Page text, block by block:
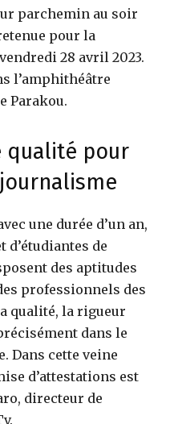
parchemin au soir
pour la
28 avril 2023.
l’amphithéâtre
Parakou.
qualité pour
une durée d’un an,
d’étudiantes de
des aptitudes
professionnels des
qualité, la rigueur
dans le
Dans cette veine
d’attestations est
directeur de